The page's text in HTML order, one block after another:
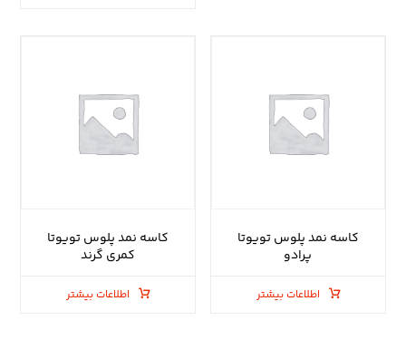
کاسه نمد پلوس تویوتا
پرادو
اطلاعات بیشتر
کاسه نمد پلوس تویوتا
کمری گرند
اطلاعات بیشتر